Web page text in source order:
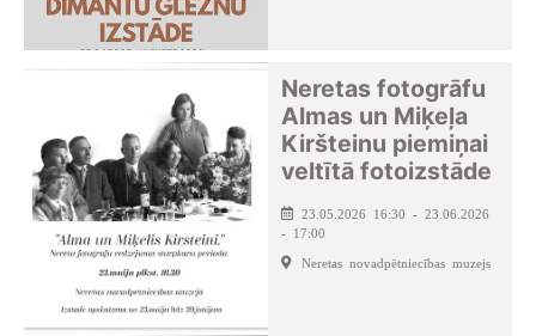
Neretas fotogrāfu
Almas un Miķeļa
Kiršteinu piemiņai
veltītā fotoizstāde
23.05.2026 16:30 - 23.06.2026
- 17:00
Neretas novadpētniecības muzejs